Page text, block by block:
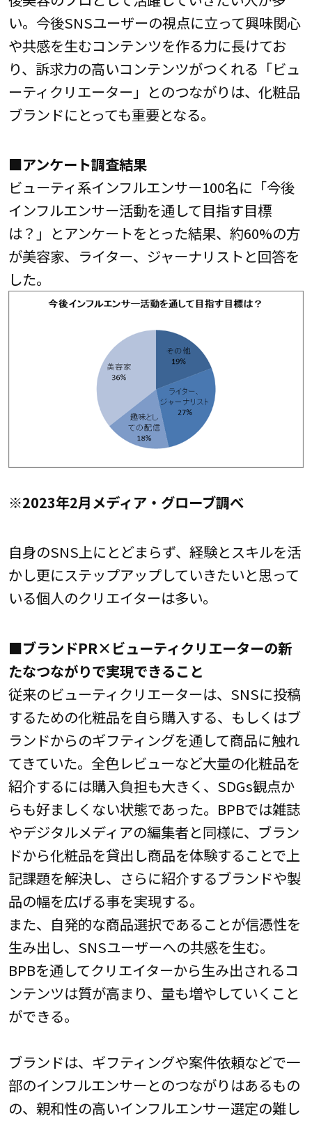
い。今後SNSユーザーの視点に立って興味関心
や共感を生むコンテンツを作る力に長けてお
り、訴求力の高いコンテンツがつくれる「ビュ
ーティクリエーター」とのつながりは、化粧品
ブランドにとっても重要となる。
■アンケート調査結果
ビューティ系インフルエンサー100名に「今後
インフルエンサー活動を通して目指す目標
は？」とアンケートをとった結果、約60%の方
が美容家、ライター、ジャーナリストと回答を
した。
※2023年2月メディア・グローブ調べ
自身のSNS上にとどまらず、経験とスキルを活
かし更にステップアップしていきたいと思って
いる個人のクリエイターは多い。
■ブランドPR×ビューティクリエーターの新
たなつながりで実現できること
従来のビューティクリエーターは、SNSに投稿
するための化粧品を自ら購入する、もしくはブ
ランドからのギフティングを通して商品に触れ
てきていた。全色レビューなど大量の化粧品を
紹介するには購入負担も大きく、SDGs観点か
らも好ましくない状態であった。BPBでは雑誌
やデジタルメディアの編集者と同様に、ブラン
ドから化粧品を貸出し商品を体験することで上
記課題を解決し、さらに紹介するブランドや製
品の幅を広げる事を実現する。
また、自発的な商品選択であることが信憑性を
生み出し、SNSユーザーへの共感を生む。
BPBを通してクリエイターから生み出されるコ
ンテンツは質が高まり、量も増やしていくこと
ができる。
ブランドは、ギフティングや案件依頼などで一
部のインフルエンサーとのつながりはあるもの
の、親和性の高いインフルエンサー選定の難し